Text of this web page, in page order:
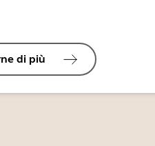
di più